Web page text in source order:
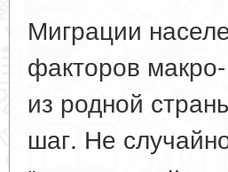
Миграции
факторов
из родной
шаг. Не